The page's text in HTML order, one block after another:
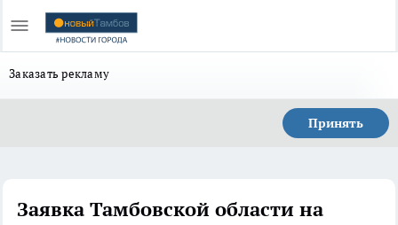
Заказать рекламу
Принять
Заявка Тамбовской области на